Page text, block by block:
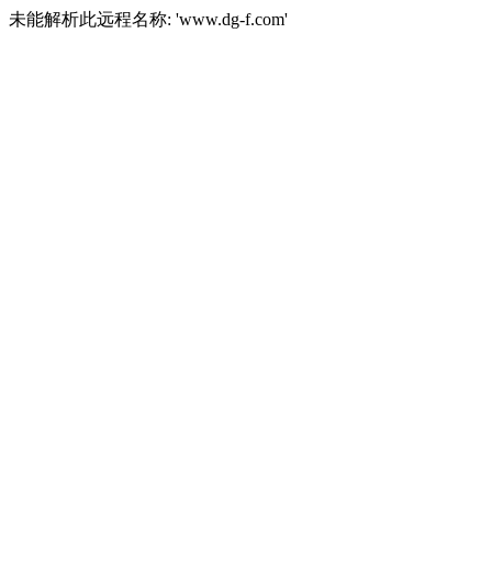
未能解析此远程名称: 'www.dg-f.com'